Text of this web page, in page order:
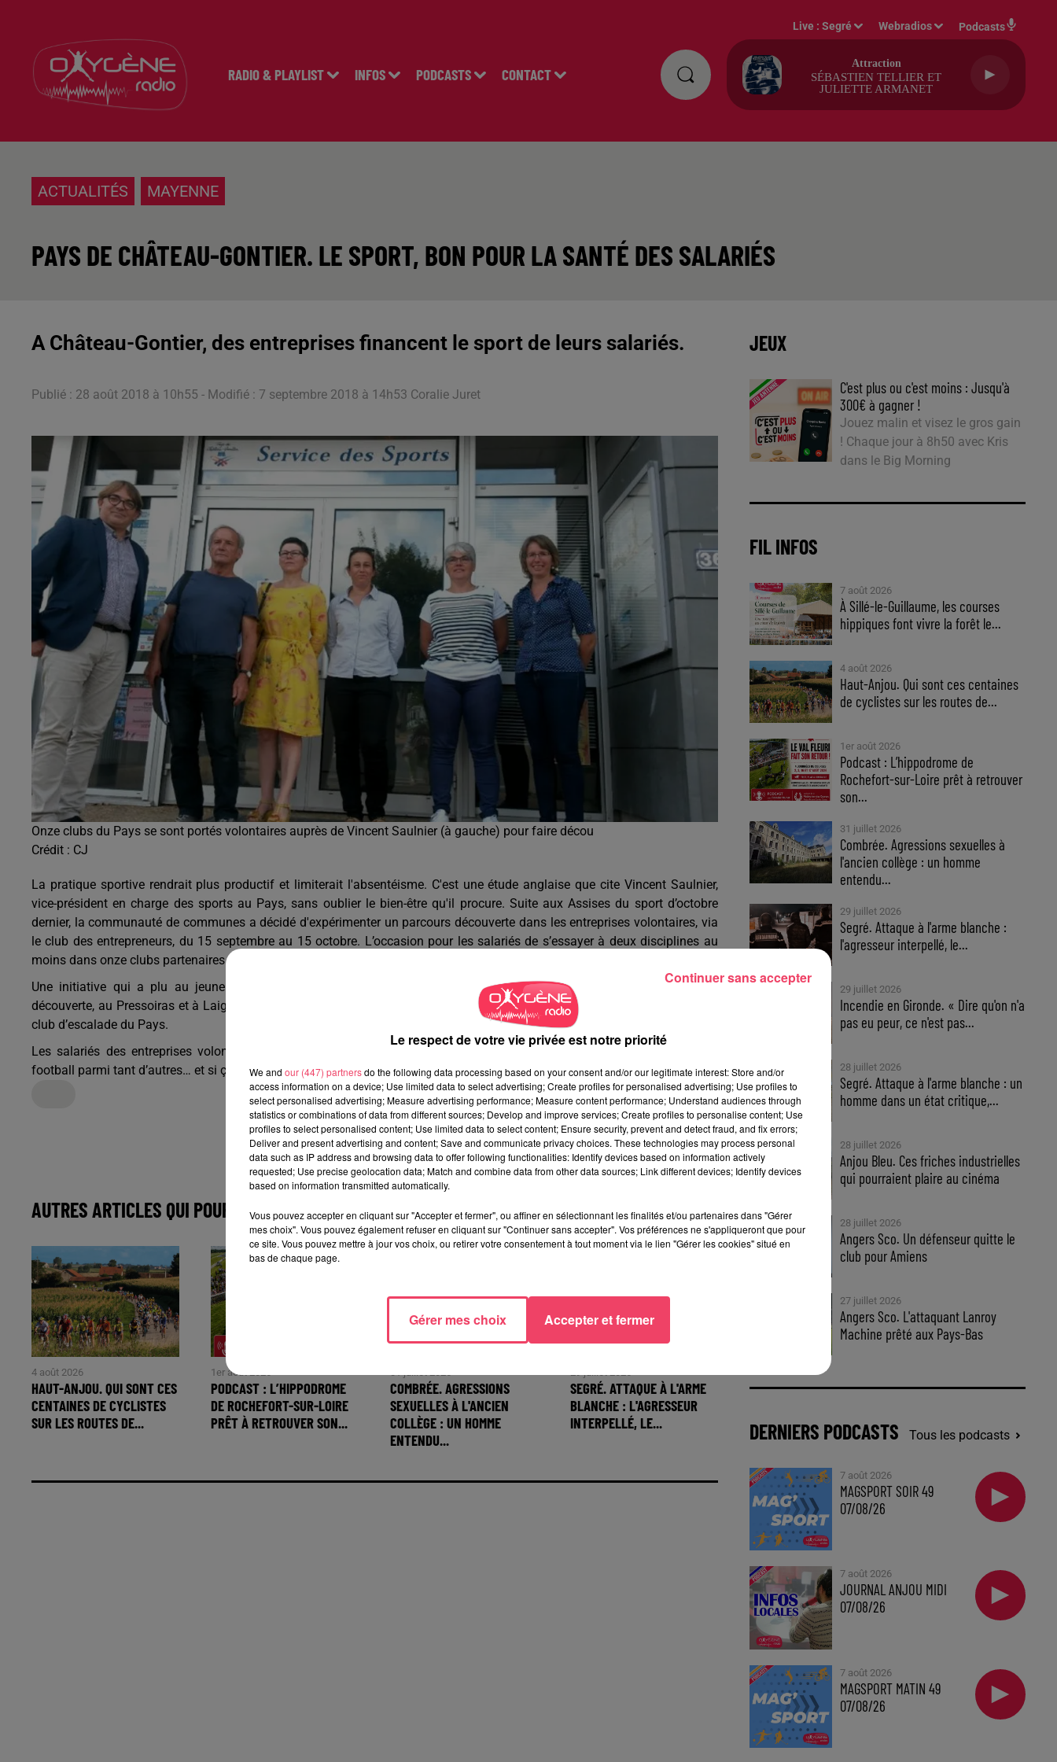
RADIO & PLAYLIST INFOS PODCASTS CONTACT
Live :Segré Webradios Podcasts
Attraction
SÉBASTIEN TELLIER ET
JULIETTE ARMANET
ACTUALITÉS MAYENNE
PAYS DE CHÂTEAU-GONTIER. LE SPORT, BON POUR LA SANTÉ DES SALARIÉS
A Château-Gontier, des entreprises financent le sport de leurs salariés.
Publié : 28 août 2018 à 10h55 - Modifié : 7 septembre 2018 à 14h53 Coralie Juret
Onze clubs du Pays se sont portés volontaires auprès de Vincent Saulnier (à gauche) pour faire décou
Crédit : CJ
La pratique sportive rendrait plus productif et limiterait l'absentéisme. C'est une étude anglaise que cite Vincent Saulnier,
vice-président en charge des sports au Pays, sans oublier le bien-être qu'il procure. Suite aux Assises du sport d’octobre
dernier, la communauté de communes a décidé d'expérimenter un parcours découverte dans les entreprises volontaires, via
le club des entrepreneurs, du 15 septembre au 15 octobre. L’occasion pour les salariés de s’essayer à deux disciplines au
moins dans onze clubs partenaires du Pays.
Une initiative qui a plu au jeune club d’escrime dont Anita Poirier est la trésorière. Il proposera deux disciplines en
découverte, au Pressoiras et à Laigné. Le club ouvre de plus un cours adulte d’escrime sportive cette année, tout comme le
club d’escalade du Pays.
Les salariés des entreprises volontaires pourront aussi s’essayer au badminton, à la plongée, l’aviron, l’escalade ou le
football parmi tant d’autres… et si ça matche, le patron s’engage à financer tout ou partie de la licence sportive.
AUTRES ARTICLES QUI POURRAIENT VOUS INTÉRESSER
4 août 2026
HAUT-ANJOU. QUI SONT CES
CENTAINES DE CYCLISTES
SUR LES ROUTES DE...
1er août 2026
PODCAST : L’HIPPODROME
DE ROCHEFORT-SUR-LOIRE
PRÊT À RETROUVER SON...
COMBRÉE. AGRESSIONS
SEXUELLES À L'ANCIEN
COLLÈGE : UN HOMME
ENTENDU...
SEGRÉ. ATTAQUE À L'ARME
BLANCHE : L'AGRESSEUR
INTERPELLÉ, LE...
JEUX
C'est plus ou c'est moins : Jusqu'à
300€ à gagner !
Jouez malin et visez le gros gain
! Chaque jour à 8h50 avec Kris
dans le Big Morning
FIL INFOS
7 août 2026
À Sillé-le-Guillaume, les courses
hippiques font vivre la forêt le...
4 août 2026
Haut-Anjou. Qui sont ces centaines
de cyclistes sur les routes de...
1er août 2026
Podcast : L’hippodrome de
Rochefort-sur-Loire prêt à retrouver
son...
31 juillet 2026
Combrée. Agressions sexuelles à
l'ancien collège : un homme
entendu...
29 juillet 2026
Segré. Attaque à l'arme blanche :
l'agresseur interpellé, le...
29 juillet 2026
Incendie en Gironde. « Dire qu'on n'a
pas eu peur, ce n'est pas...
28 juillet 2026
Segré. Attaque à l'arme blanche : un
homme dans un état critique,...
28 juillet 2026
Anjou Bleu. Ces friches industrielles
qui pourraient plaire au cinéma
28 juillet 2026
Angers Sco. Un défenseur quitte le
club pour Amiens
27 juillet 2026
Angers Sco. L'attaquant Lanroy
Machine prêté aux Pays-Bas
DERNIERS PODCASTS Tous les podcasts
7 août 2026
MAGSPORT SOIR 49
07/08/26
7 août 2026
JOURNAL ANJOU MIDI
07/08/26
7 août 2026
MAGSPORT MATIN 49
07/08/26
Le respect de votre vie privée est notre priorité
We and our (447) partnersdo the following data processing based on your consent and/or our legitimate interest: Store and/or
access information on a device; Use limited data to select advertising; Create profiles for personalised advertising; Use profiles to
select personalised advertising; Measure advertising performance; Measure content performance; Understand audiences through
statistics or combinations of data from different sources; Develop and improve services; Create profiles to personalise content; Use
profiles to select personalised content; Use limited data to select content; Ensure security, prevent and detect fraud, and fix errors;
Deliver and present advertising and content; Save and communicate privacy choices. These technologies may process personal
data such as IP address and browsing data to offer following functionalities: Identify devices based on information actively
requested; Use precise geolocation data; Match and combine data from other data sources; Link different devices; Identify devices
based on information transmitted automatically.
Vous pouvez accepter en cliquant sur "Accepter et fermer", ou affiner en sélectionnant les finalités et/ou partenaires dans "Gérer
mes choix". Vous pouvez également refuser en cliquant sur "Continuer sans accepter". Vos préférences ne s'appliqueront que pour
ce site. Vous pouvez mettre à jour vos choix, ou retirer votre consentement à tout moment via le lien "Gérer les cookies" situé en
bas de chaque page.
Gérer mes choix Accepter et fermer
Continuer sans accepter